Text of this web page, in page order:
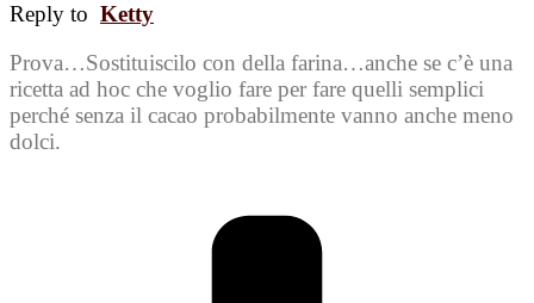
Reply to Ketty
Prova…Sostituiscilo con della farina…anche se c’è una
ricetta ad hoc che voglio fare per fare quelli semplici
perché senza il cacao probabilmente vanno anche meno
dolci.